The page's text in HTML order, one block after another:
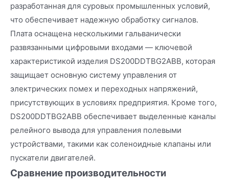
разработанная для суровых промышленных условий,
что обеспечивает надежную обработку сигналов.
Плата оснащена несколькими гальванически
развязанными цифровыми входами — ключевой
характеристикой изделия DS200DDTBG2ABB, которая
защищает основную систему управления от
электрических помех и переходных напряжений,
присутствующих в условиях предприятия. Кроме того,
DS200DDTBG2ABB обеспечивает выделенные каналы
релейного вывода для управления полевыми
устройствами, такими как соленоидные клапаны или
пускатели двигателей.
Сравнение производительности